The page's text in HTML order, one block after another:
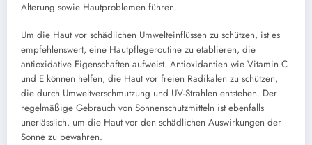
Alterung sowie Hautproblemen führen.
Um die Haut vor schädlichen Umwelteinflüssen zu schützen, ist es
empfehlenswert, eine Hautpflegeroutine zu etablieren, die
antioxidative Eigenschaften aufweist. Antioxidantien wie Vitamin C
und E können helfen, die Haut vor freien Radikalen zu schützen,
die durch Umweltverschmutzung und UV-Strahlen entstehen. Der
regelmäßige Gebrauch von Sonnenschutzmitteln ist ebenfalls
unerlässlich, um die Haut vor den schädlichen Auswirkungen der
Sonne zu bewahren.